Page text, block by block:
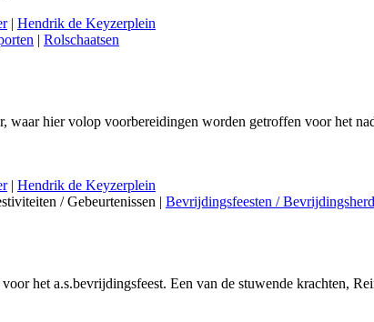
| Hendrik de Keyzerplein
| Rolschaatsen
waar hier volop voorbereidingen worden getroffen voor het
| Hendrik de Keyzerplein
/ Gebeurtenissen | Bevrijdingsfeesten /
het a.s.bevrijdingsfeest. Een van de stuwende krachten,